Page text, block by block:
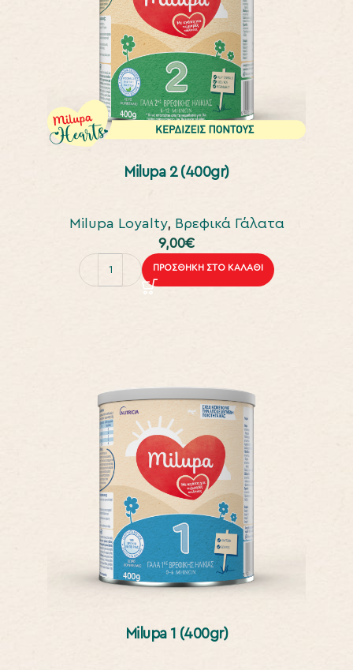
Milupa 2 (400gr)
Milupa Loyalty, Βρεφικά Γάλατα
9,00€
ΠΡΟΣΘΉΚΗ ΣΤΟ ΚΑΛΆΘΙ
Milupa 1 (400gr)